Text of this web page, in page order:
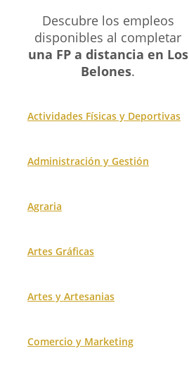
Descubre los empleos
disponibles al completar
una FP a distancia en Los
Belones.
Actividades Físicas y Deportivas
Administración y Gestión
Agraria
Artes Gráficas
Artes y Artesanias
Comercio y Marketing